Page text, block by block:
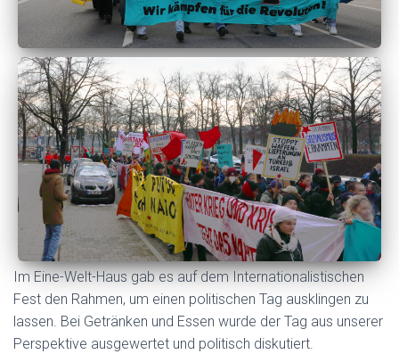
Im Eine-Welt-Haus gab es auf dem Internationalistischen
Fest den Rahmen, um einen politischen Tag ausklingen zu
lassen. Bei Getränken und Essen wurde der Tag aus unserer
Perspektive ausgewertet und politisch diskutiert.